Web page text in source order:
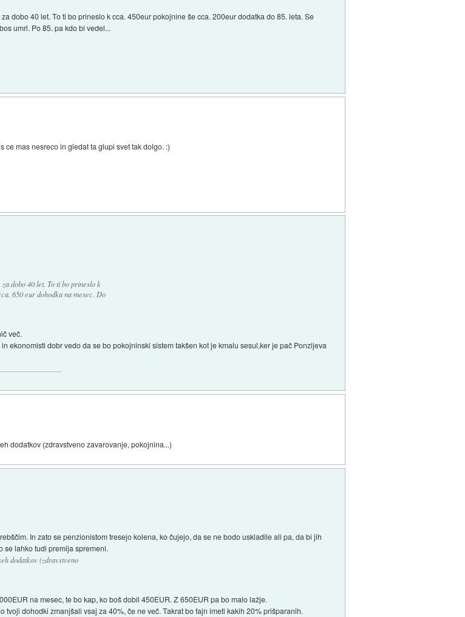
dobo 40 let. To ti bo prineslo k cca. 450eur pokojnine še cca. 200eur dodatka do 85. leta. Se
umrl. Po 85. pa kdo bi vedel...
mas nesreco in gledat ta glupi svet tak dolgo. :)
dobo 40 let. To ti bo prineslo k
650 eur dohodka na mesec. Do
več.
ekonomisti dobr vedo da se bo pokojninski sistem takšen kot je kmalu sesul,ker je pač Ponzijeva
dodatkov (zdravstveno zavarovanje, pokojnina...)
In zato se penzionistom tresejo kolena, ko čujejo, da se ne bodo uskladile ali pa, da bi jih
se lahko tudi premija spremeni.
dodatkov (zdravstveno
na mesec, te bo kap, ko boš dobil 450EUR. Z 650EUR pa bo malo lažje.
dohodki zmanjšali vsaj za 40%, če ne več. Takrat bo fajn imeti kakih 20% prišparanih.